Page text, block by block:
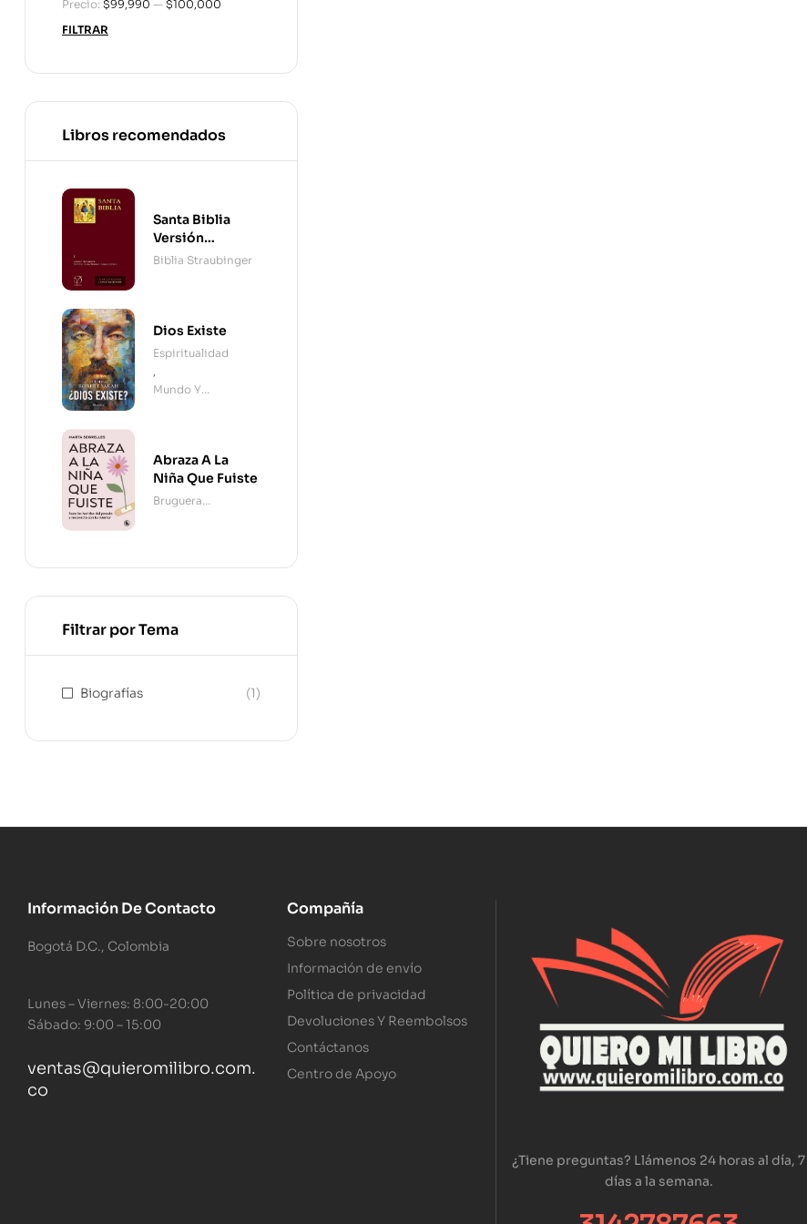
FILTRAR
Precio: $99,990 — $100,000
Libros recomendados
Santa Biblia
Versión
Straubinger - 2
Biblia Straubinger
Dios Existe
Espiritualidad
,
Mundo Y
Abraza A La
Niña Que Fuiste
Bruguera
Filtrar por Tema
Biografías (1)
Información De Contacto
Bogotá D.C., Colombia
Lunes – Viernes: 8:00-20:00
Sábado: 9:00 – 15:00
ventas@quieromilibro.com.
co
Compañía
Sobre nosotros
Información de envío
Política de privacidad
Devoluciones Y Reembolsos
Contáctanos
Centro de Apoyo
¿Tiene preguntas? Llámenos 24 horas al día, 7
días a la semana.